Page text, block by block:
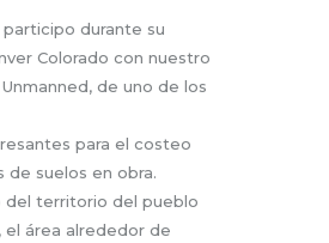
durante su
Colorado con nuestro
de uno de los
para el costeo
de suelos en obra.
del territorio del pueblo
el área alrededor de